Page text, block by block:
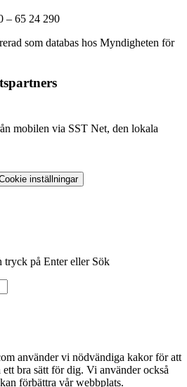
– 65 24 290
som databas hos Myndigheten för
mobilen via SST Net, den lokala
inställningar
tryck på Enter eller Sök
använder vi nödvändiga kakor för att
bra sätt för dig. Vi använder också
förbättra vår webbplats.